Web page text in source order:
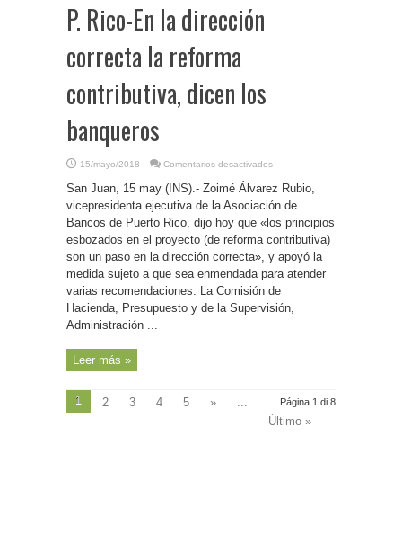
P. Rico-En la dirección
correcta la reforma
contributiva, dicen los
banqueros
15/mayo/2018 Comentarios desactivados
Rico-
En
la
dirección
correcta
reforma
contributiva,
dicen
los
San Juan, 15 may (INS).- Zoimé Álvarez Rubio,
vicepresidenta ejecutiva de la Asociación de
Bancos de Puerto Rico, dijo hoy que «los principios
esbozados en el proyecto (de reforma contributiva)
son un paso en la dirección correcta», y apoyó la
medida sujeto a que sea enmendada para atender
varias recomendaciones. La Comisión de
Hacienda, Presupuesto y de la Supervisión,
Administración ...
Leer más »
Página 1 di 8
1 2 3 4 5 »
...
Último »